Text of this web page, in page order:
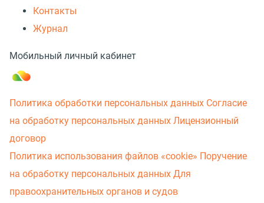
Контакты
Журнал
Мобильный личный кабинет
Политика обработки персональных данных Согласие
на обработку персональных данных Лицензионный
договор
Политика использования файлов «cookie» Поручение
на обработку персональных данных Для
правоохранительных органов и судов